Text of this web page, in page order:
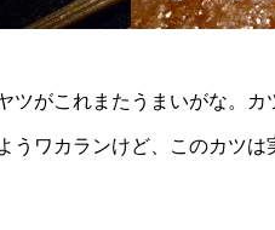
がこれまたうまいがな。カ
うワカランけど、このカツ